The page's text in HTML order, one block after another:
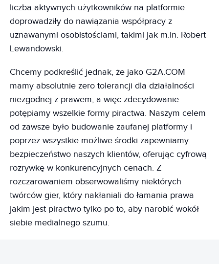
liczba aktywnych użytkowników na platformie
doprowadziły do nawiązania współpracy z
uznawanymi osobistościami, takimi jak m.in. Robert
Lewandowski.
Chcemy podkreślić jednak, że jako G2A.COM
mamy absolutnie zero tolerancji dla działalności
niezgodnej z prawem, a więc zdecydowanie
potępiamy wszelkie formy piractwa. Naszym celem
od zawsze było budowanie zaufanej platformy i
poprzez wszystkie możliwe środki zapewniamy
bezpieczeństwo naszych klientów, oferując cyfrową
rozrywkę w konkurencyjnych cenach. Z
rozczarowaniem obserwowaliśmy niektórych
twórców gier, który nakłaniali do łamania prawa
jakim jest piractwo tylko po to, aby narobić wokół
siebie medialnego szumu.